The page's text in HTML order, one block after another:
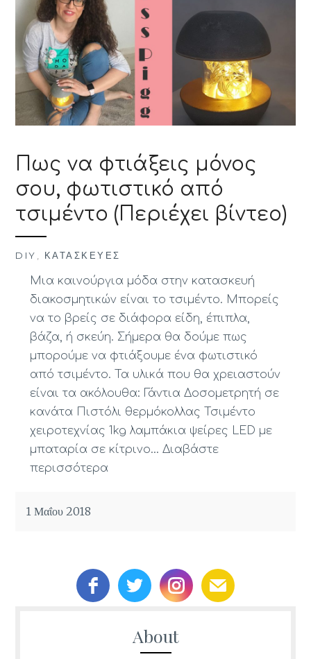
Πως να φτιάξεις μόνος
σου, φωτιστικό από
τσιμέντο (Περιέχει βίντεο)
DIY ΚΑΤΑΣΚΕΥΈΣ
Μια καινούργια μόδα στην κατασκευή
διακοσμητικών είναι το τσιμέντο. Μπορείς
να το βρείς σε διάφορα είδη, έπιπλα,
βάζα, ή σκεύη. Σήμερα θα δούμε πως
μπορούμε να φτιάξουμε ένα φωτιστικό
από τσιμέντο. Τα υλικά που θα χρειαστούν
είναι τα ακόλουθα: Γάντια Δοσομετρητή σε
κανάτα Πιστόλι θερμόκολλας Τσιμέντο
χειροτεχνίας 1kg λαμπάκια ψείρες LED με
μπαταρία σε κίτρινο… Διαβάστε
περισσότερα
1 Μαΐου 2018
About